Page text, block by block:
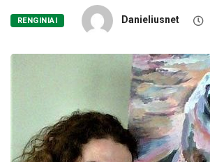
RENGINIAI Danieliusnet